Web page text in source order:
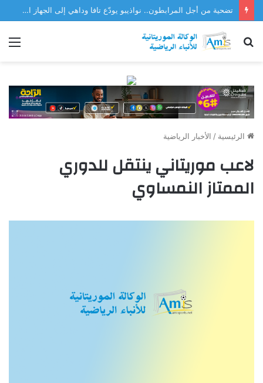
تضحية من أجل المرابطون.. نواذيبو يودّع تافا وداهي إلى الجهاز الفني للمنتخب
بحث
الرئيسية / الأخبار الرياضية
لاعب موريتاني ينتقل للدوري
الممتاز النمساوي